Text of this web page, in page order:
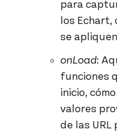
para
los
se
onLoad:
funciones
inicio,
valores
de las URL